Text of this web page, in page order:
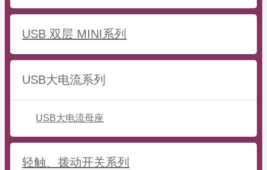
USB 双层 MINI系列
USB大电流系列
USB大电流母座
轻触、拨动开关系列